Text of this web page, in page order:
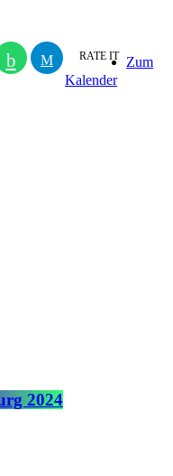
RATE IT
Zum
Kalender
2024